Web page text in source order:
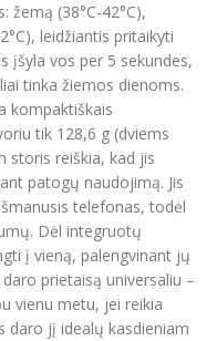
žemą (38°C-42°C),
leidžiantis pritaikyti
įšyla vos per 5 sekundes,
tinka žiemos dienoms.
kompaktiškais
tik 128,6 g (dviems
storis reiškia, kad jis
patogų naudojimą. Jis
telefonas, todėl
Dėl integruotų
į vieną, palengvinant jų
prietaisą universaliu –
vienu metu, jei reikia
daro jį idealų kasdieniam